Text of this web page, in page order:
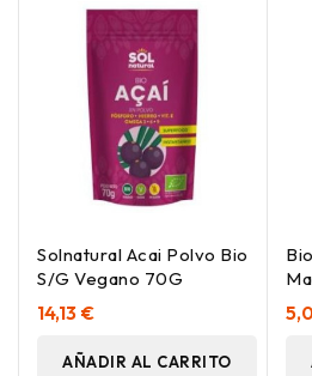
Solnatural Acai Polvo Bio
S/G Vegano 70G
14,13 €
AÑADIR AL CARRITO